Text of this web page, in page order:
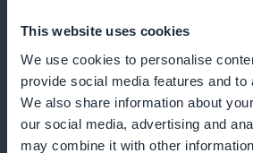
This website uses cookies
We use cookies to personalise
provide social media features and to
We also share information about
our social media, advertising and
may combine it with other
Lisää videoita
koulutuskursseja
Sisällytä selittäviä videoita
käsitteiden havainnollistamiseksi